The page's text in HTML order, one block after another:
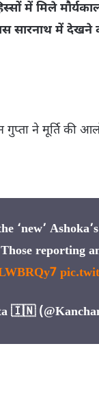
में मिले
सारनाथ में
ने मूर्ति की
‘new’
reporting
🇮🇳